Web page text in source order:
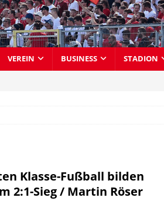
VEREIN BUSINESS STADION
Klasse-Fußball bilden
2:1-Sieg / Martin Röser